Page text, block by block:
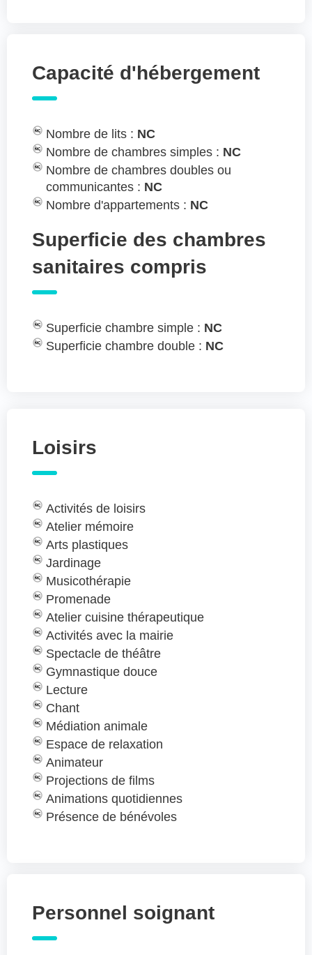
Capacité d'hébergement
Nombre de lits : NC
Nombre de chambres simples : NC
Nombre de chambres doubles ou
communicantes : NC
Nombre d'appartements : NC
Superficie des chambres
sanitaires compris
Superficie chambre simple : NC
Superficie chambre double : NC
Loisirs
Activités de loisirs
Atelier mémoire
Arts plastiques
Jardinage
Musicothérapie
Promenade
Atelier cuisine thérapeutique
Activités avec la mairie
Spectacle de théâtre
Gymnastique douce
Lecture
Chant
Médiation animale
Espace de relaxation
Animateur
Projections de films
Animations quotidiennes
Présence de bénévoles
Personnel soignant